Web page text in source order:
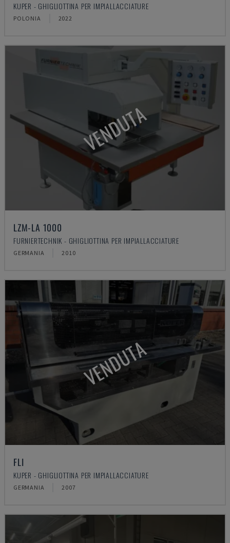
KUPER - GHIGLIOTTINA PER IMPIALLACCIATURE
POLONIA 2022
VENDUTA
LZM-LA 1000
FURNIERTECHNIK - GHIGLIOTTINA PER IMPIALLACCIATURE
GERMANIA 2010
VENDUTA
FLI
KUPER - GHIGLIOTTINA PER IMPIALLACCIATURE
GERMANIA 2007